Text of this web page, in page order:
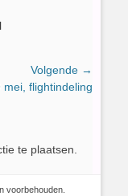
Volgende →
mei, flightindeling
te plaatsen.
voorbehouden.